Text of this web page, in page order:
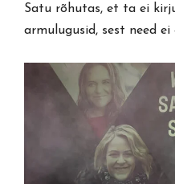
Satu rõhutas, et ta ei
armulugusid, sest need